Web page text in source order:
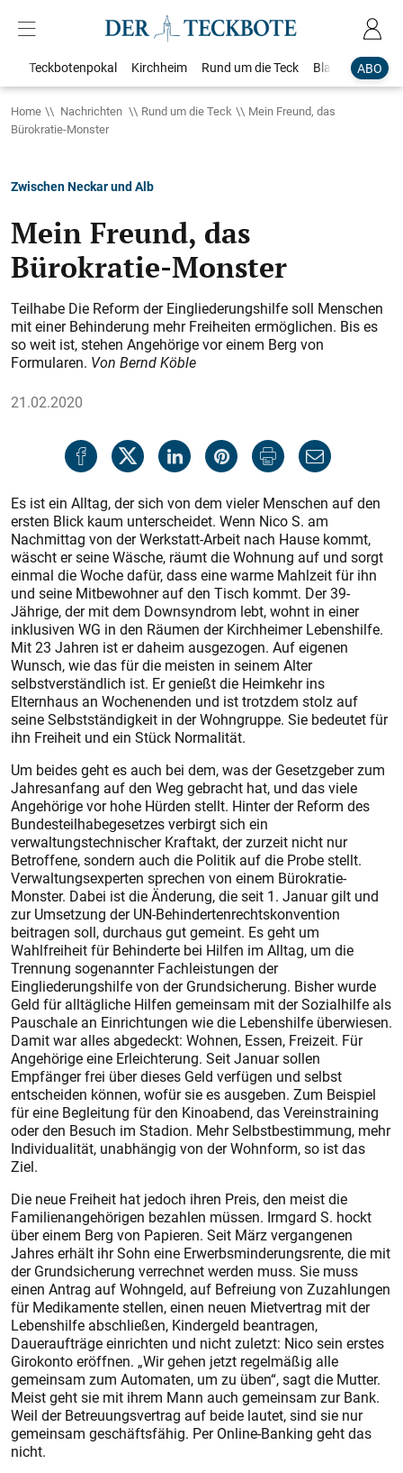
ABO
Teckbotenpokal Kirchheim Rund um die Teck Blaulicht
Home Nachrichten Rund um die Teck
Mein Freund, das
Bürokratie-Monster
Zwischen Neckar und Alb
Mein Freund, das
Bürokratie-Monster
Teilhabe Die Reform der Eingliederungshilfe soll Menschen
mit einer Behinderung mehr Freiheiten ermöglichen. Bis es
so weit ist, stehen Angehörige vor einem Berg von
Formularen. Von Bernd Köble
21.02.2020
Es ist ein Alltag, der sich von dem vieler Menschen auf den
ersten Blick kaum unterscheidet. Wenn Nico S. am
Nachmittag von der Werkstatt-Arbeit nach Hause kommt,
wäscht er seine Wäsche, räumt die Wohnung auf und sorgt
einmal die Woche dafür, dass eine warme Mahlzeit für ihn
und seine Mitbewohner auf den Tisch kommt. Der 39-
Jährige, der mit dem Downsyndrom lebt, wohnt in einer
inklusiven WG in den Räumen der Kirchheimer Lebenshilfe.
Mit 23 Jahren ist er daheim ausgezogen. Auf eigenen
Wunsch, wie das für die meisten in seinem Alter
selbstverständlich ist. Er genießt die Heimkehr ins
Elternhaus an Wochenenden und ist trotzdem stolz auf
seine Selbstständigkeit in der Wohngruppe. Sie bedeutet für
ihn Freiheit und ein Stück Normalität.
Um beides geht es auch bei dem, was der Gesetzgeber zum
Jahresanfang auf den Weg gebracht hat, und das viele
Angehörige vor hohe Hürden stellt. Hinter der Reform des
Bundesteilhabegesetzes verbirgt sich ein
verwaltungstechnischer Kraftakt, der zurzeit nicht nur
Betroffene, sondern auch die Politik auf die Probe stellt.
Verwaltungsexperten sprechen von einem Bürokratie-
Monster. Dabei ist die Änderung, die seit 1. Januar gilt und
zur Umsetzung der UN-Behindertenrechtskonvention
beitragen soll, durchaus gut gemeint. Es geht um
Wahlfreiheit für Behinderte bei Hilfen im Alltag, um die
Trennung sogenannter Fachleistungen der
Eingliederungshilfe von der Grundsicherung. Bisher wurde
Geld für alltägliche Hilfen gemeinsam mit der Sozialhilfe als
Pauschale an Einrichtungen wie die Lebenshilfe überwiesen.
Damit war alles abgedeckt: Wohnen, Essen, Freizeit. Für
Angehörige eine Erleichterung. Seit Januar sollen
Empfänger frei über dieses Geld verfügen und selbst
entscheiden können, wofür sie es ausgeben. Zum Beispiel
für eine Begleitung für den Kinoabend, das Vereinstraining
oder den Besuch im Stadion. Mehr Selbstbestimmung, mehr
Individualität, unabhängig von der Wohnform, so ist das
Ziel.
Die neue Freiheit hat jedoch ihren Preis, den meist die
Familienangehörigen bezahlen müssen. Irmgard S. hockt
über einem Berg von Papieren. Seit März vergangenen
Jahres erhält ihr Sohn eine Erwerbsminderungsrente, die mit
der Grundsicherung verrechnet werden muss. Sie muss
einen Antrag auf Wohngeld, auf Befreiung von Zuzahlungen
für Medikamente stellen, einen neuen Mietvertrag mit der
Lebenshilfe abschließen, Kindergeld beantragen,
Daueraufträge einrichten und nicht zuletzt: Nico sein ers­tes
Girokonto eröffnen. „Wir gehen jetzt regelmäßig alle
gemeinsam zum Automaten, um zu üben“, sagt die Mutter.
Meist geht sie mit ihrem Mann auch gemeinsam zur Bank.
Weil der Betreuungsvertrag auf beide lautet, sind sie nur
gemeinsam geschäftsfähig. Per Online-Banking geht das
nicht.